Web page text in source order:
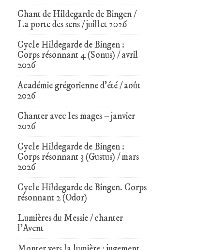
Chant de Hildegarde de Bingen /
La porte des sens / juillet 2026
Cycle Hildegarde de Bingen :
Corps résonnant 4 (Sonus) / avril
2026
Académie grégorienne d’été / août
2026
Chanter avec les mages – janvier
2026
Cycle Hildegarde de Bingen :
Corps résonnant 3 (Gustus) / mars
2026
Cycle Hildegarde de Bingen. Corps
résonnant 2 (Odor)
Lumières du Messie / chanter
l’Avent